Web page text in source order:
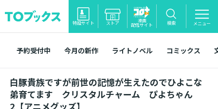
特設サイト ストア 漫画
配信サイト 検索 メニュー
予約受付中 今月の新作 ライトノベル コミックス
白豚貴族ですが前世の記憶が生えたのでひよこな
弟育てます クリスタルチャーム ぴよちゃん
2【アニメグッズ】